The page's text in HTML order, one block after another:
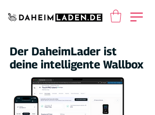
Der DaheimLader ist
deine intelligente Wallbox